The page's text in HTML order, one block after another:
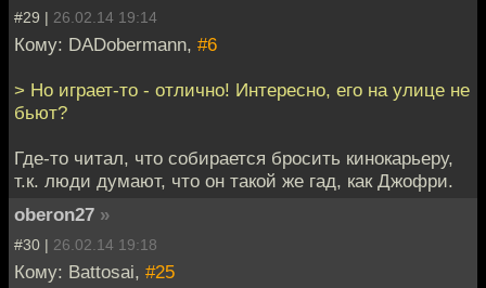
#29 | 26.02.14 19:14
Кому: DADobermann, #6
> Но играет-то - отлично! Интересно, его на улице не
бьют?
Где-то читал, что собирается бросить кинокарьеру,
т.к. люди думают, что он такой же гад, как Джофри.
oberon27 »
#30 | 26.02.14 19:18
Кому: Battosai, #25